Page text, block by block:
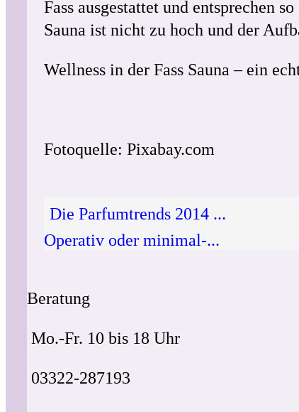
Fass ausgestattet und entsprechen
Sauna ist nicht zu hoch und der
Wellness in der Fass Sauna – ein
Fotoquelle: Pixabay.com
Die Parfumtrends 2014 ...
Operativ oder minimal-...
Beratung
Mo.-Fr. 10 bis 18 Uhr
03322-287193